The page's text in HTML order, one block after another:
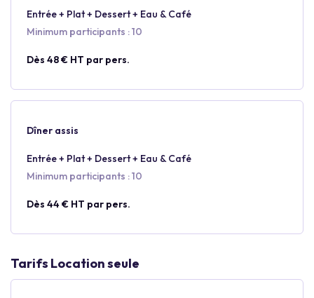
Entrée + Plat + Dessert + Eau & Café
Minimum participants : 10
Dès 48 € HT par pers.
Dîner assis
Entrée + Plat + Dessert + Eau & Café
Minimum participants : 10
Dès 44 € HT par pers.
Tarifs Location seule